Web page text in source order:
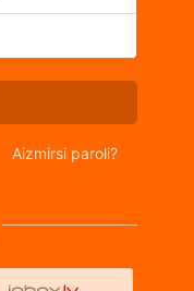
Aizmirsi paroli?